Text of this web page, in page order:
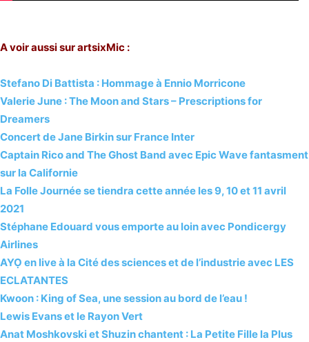
A voir aussi sur artsixMic :
Stefano Di Battista : Hommage à Ennio Morricone
Valerie June : The Moon and Stars – Prescriptions for
Dreamers
Concert de Jane Birkin sur France Inter
Captain Rico and The Ghost Band avec Epic Wave fantasment
sur la Californie
La Folle Journée se tiendra cette année les 9, 10 et 11 avril
2021
Stéphane Edouard vous emporte au loin avec Pondicergy
Airlines
AYỌ en live à la Cité des sciences et de l’industrie avec LES
ECLATANTES
Kwoon : King of Sea, une session au bord de l’eau !
Lewis Evans et le Rayon Vert
Anat Moshkovski et Shuzin chantent : La Petite Fille la Plus